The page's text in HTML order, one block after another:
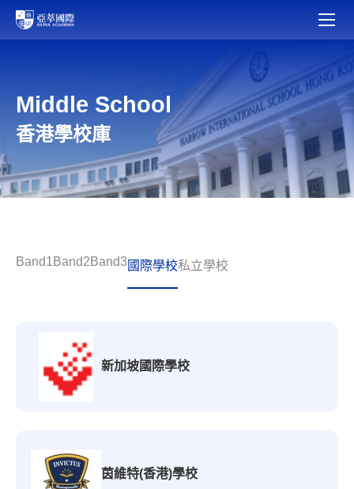
Middle School
香港學校庫
Band1 Band2 Band3 國際學校私立學校
新加坡國際學校
茵維特(香港)學校